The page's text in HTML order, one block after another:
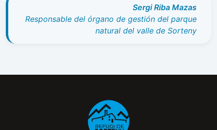
Sergi Riba Mazas
Responsable del órgano de gestión del parque
natural del valle de Sorteny